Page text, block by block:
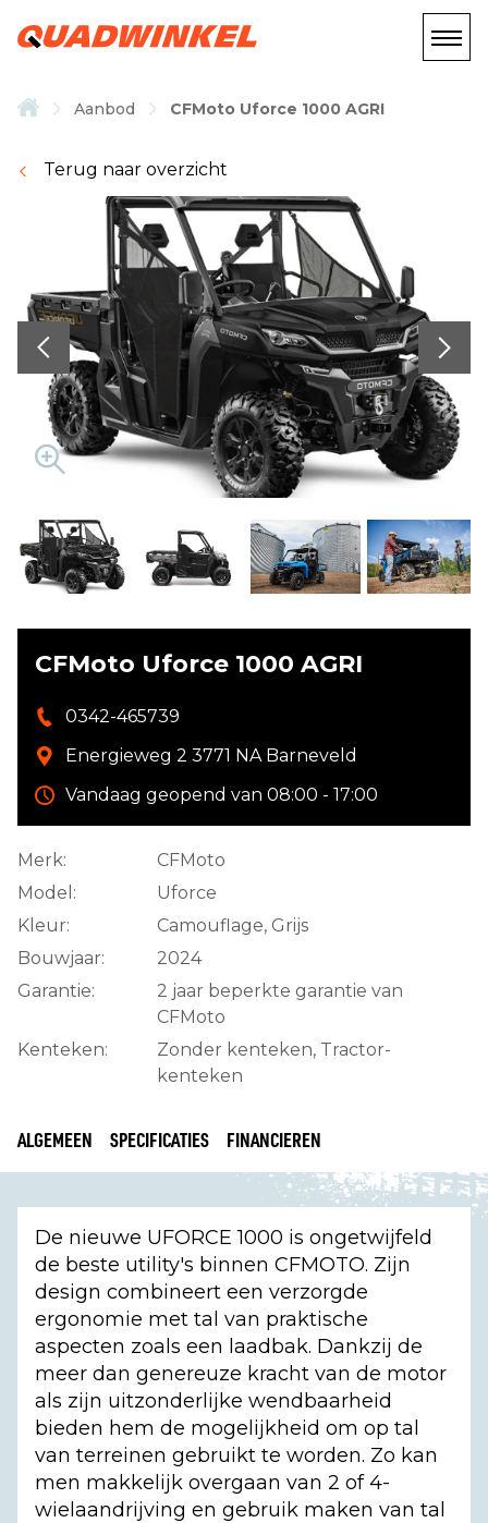
Aanbod CFMoto Uforce 1000 AGRI
Terug naar overzicht
CFMoto Uforce 1000 AGRI
0342-465739
Energieweg 2 3771 NA Barneveld
Vandaag geopend van 08:00 - 17:00
Merk:
CFMoto
Model:
Uforce
Kleur:
Camouflage, Grijs
Bouwjaar:
2024
Garantie:
2 jaar beperkte garantie van
CFMoto
Kenteken:
Zonder kenteken, Tractor-
kenteken
ALGEMEEN SPECIFICATIES FINANCIEREN
De nieuwe UFORCE 1000 is ongetwijfeld
de beste utility's binnen CFMOTO. Zijn
design combineert een verzorgde
ergonomie met tal van praktische
aspecten zoals een laadbak. Dankzij de
meer dan genereuze kracht van de motor
als zijn uitzonderlijke wendbaarheid
bieden hem de mogelijkheid om op tal
van terreinen gebruikt te worden. Zo kan
men makkelijk overgaan van 2 of 4-
wielaandrijving en gebruik maken van tal